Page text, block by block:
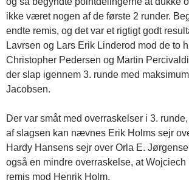
ikke været nogen af de første 2 runder.
endte remis, og det var et rigtigt godt
Lavrsen og Lars Erik Linderod mod de to
Christopher Pedersen og Martin
der slap igennem 3. runde med
Jacobsen.
Der var småt med overraskelser i 3.
af slagsen kan nævnes Erik Holms sejr
Hardy Hansens sejr over Orla E.
også en mindre overraskelse, at
remis mod Henrik Holm.